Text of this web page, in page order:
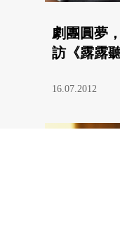
劇團圓夢
訪《露露
16.07.2012